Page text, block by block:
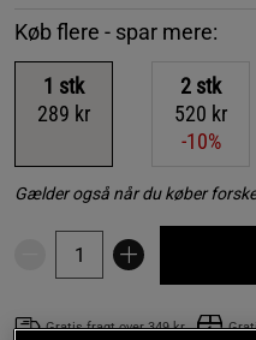
Køb flere - spar mere:
1 stk
289 kr
2 stk
520 kr
-10%
Gælder også når du køber
Gratis fragt over 349 kr